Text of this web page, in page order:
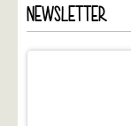
NEWSLETTER